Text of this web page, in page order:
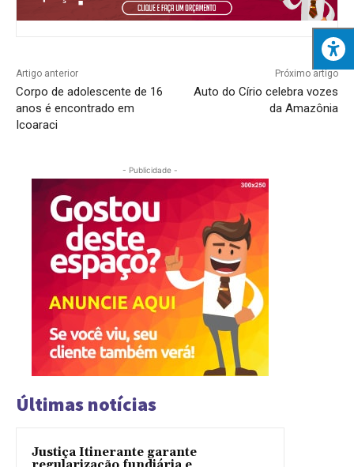
Artigo anterior
Corpo de adolescente de 16
anos é encontrado em
Icoaraci
Próximo artigo
Auto do Círio celebra vozes
da Amazônia
- Publicidade -
Últimas notícias
Justiça Itinerante garante